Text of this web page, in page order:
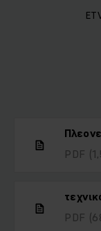
PDF
PDF